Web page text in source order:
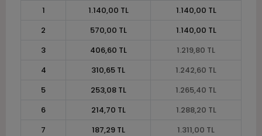
1
1.140,00 TL
1.140,00 TL
2
570,00 TL
1.140,00 TL
3
406,60 TL
1.219,80 TL
4
310,65 TL
1.242,60 TL
5
253,08 TL
1.265,40 TL
6
214,70 TL
1.288,20 TL
7
187,29 TL
1.311,00 TL